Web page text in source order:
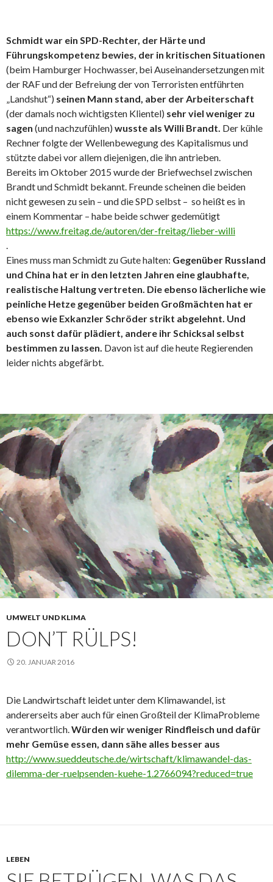
Schmidt war ein SPD-Rechter, der Härte und
Führungskompetenz bewies, der in kritischen Situationen
(beim Hamburger Hochwasser, bei Auseinandersetzungen mit
der RAF und der Befreiung der von Terroristen entführten
„Landshut“) seinen Mann stand, aber der Arbeiterschaft
(der damals noch wichtigsten Klientel) sehr viel weniger zu
sagen (und nachzufühlen) wusste als Willi Brandt. Der kühle
Rechner folgte der Wellenbewegung des Kapitalismus und
stützte dabei vor allem diejenigen, die ihn antrieben.
Bereits im Oktober 2015 wurde der Briefwechsel zwischen
Brandt und Schmidt bekannt. Freunde scheinen die beiden
nicht gewesen zu sein – und die SPD selbst – so heißt es in
einem Kommentar – habe beide schwer gedemütigt
https://www.freitag.de/autoren/der-freitag/lieber-willi
.
Eines muss man Schmidt zu Gute halten: Gegenüber Russland
und China hat er in den letzten Jahren eine glaubhafte,
realistische Haltung vertreten. Die ebenso lächerliche wie
peinliche Hetze gegenüber beiden Großmächten hat er
ebenso wie Exkanzler Schröder strikt abgelehnt. Und
auch sonst dafür plädiert, andere ihr Schicksal selbst
bestimmen zu lassen. Davon ist auf die heute Regierenden
leider nichts abgefärbt.
UMWELT UND KLIMA
DON’T RÜLPS!
20. JANUAR 2016
Die Landwirtschaft leidet unter dem Klimawandel, ist
andererseits aber auch für einen Großteil der KlimaProbleme
verantwortlich.Würden wir weniger Rindfleisch und dafür
mehr Gemüse essen, dann sähe alles besser aus
http://www.sueddeutsche.de/wirtschaft/klimawandel-das-
dilemma-der-ruelpsenden-kuehe-1.2766094?reduced=true
LEBEN